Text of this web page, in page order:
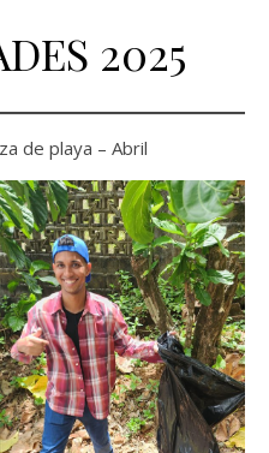
2025
de playa – Abril